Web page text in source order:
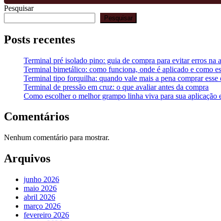
Pesquisar
Pesquisar
Posts recentes
Terminal pré isolado pino: guia de compra para evitar erros na
Terminal bimetálico: como funciona, onde é aplicado e como
Terminal tipo forquilha: quando vale mais a pena comprar esse
Terminal de pressão em cruz: o que avaliar antes da compra
Como escolher o melhor grampo linha viva para sua aplicação
Comentários
Nenhum comentário para mostrar.
Arquivos
junho 2026
maio 2026
abril 2026
março 2026
fevereiro 2026